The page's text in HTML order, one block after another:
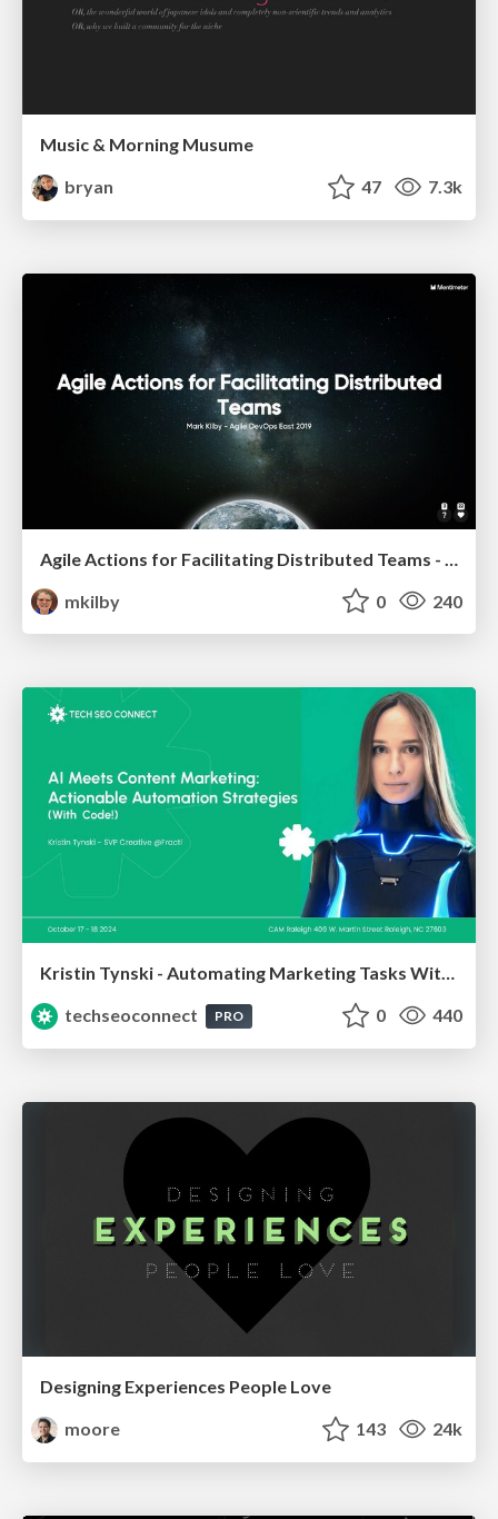
Music & Morning Musume
bryan
47 7.3k
mkilby
0 240
Kristin Tynski - Automating Marketing Tasks With AI
techseoconnect
PRO 0 440
Designing Experiences People Love
moore
143 24k